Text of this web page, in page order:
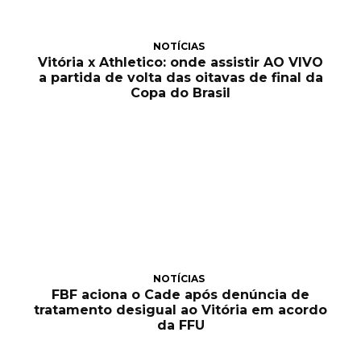
NOTÍCIAS
Vitória x Athletico: onde assistir AO VIVO
a partida de volta das oitavas de final da
Copa do Brasil
NOTÍCIAS
FBF aciona o Cade após denúncia de
tratamento desigual ao Vitória em acordo
da FFU